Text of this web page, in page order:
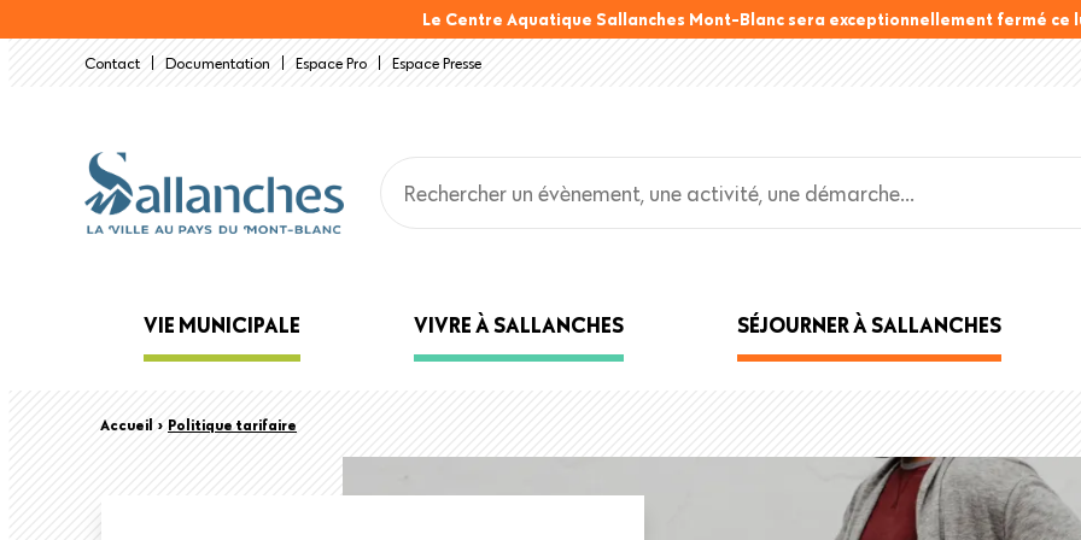
Le Centre Aquatique Sallanches Mont-Blanc sera exceptionnellement fermé ce
Contact Documentation Espace Pro Espace Presse
Main
navigation
VIE MUNICIPALE VIVRE À SALLANCHES SÉJOURNER À SALLANCHES
Fil
d'Ariane
Accueil › Politique tarifaire